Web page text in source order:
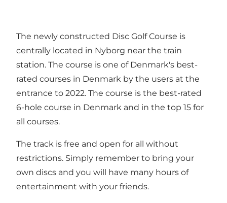
The newly constructed Disc Golf Course is
centrally located in Nyborg near the train
station. The course is one of Denmark's best-
rated courses in Denmark by the users at the
entrance to 2022. The course is the best-rated
6-hole course in Denmark and in the top 15 for
all courses.
The track is free and open for all without
restrictions. Simply remember to bring your
own discs and you will have many hours of
entertainment with your friends.